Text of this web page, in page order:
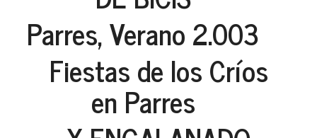
Parres, Verano 2.003
Fiestas de los Críos
en Parres